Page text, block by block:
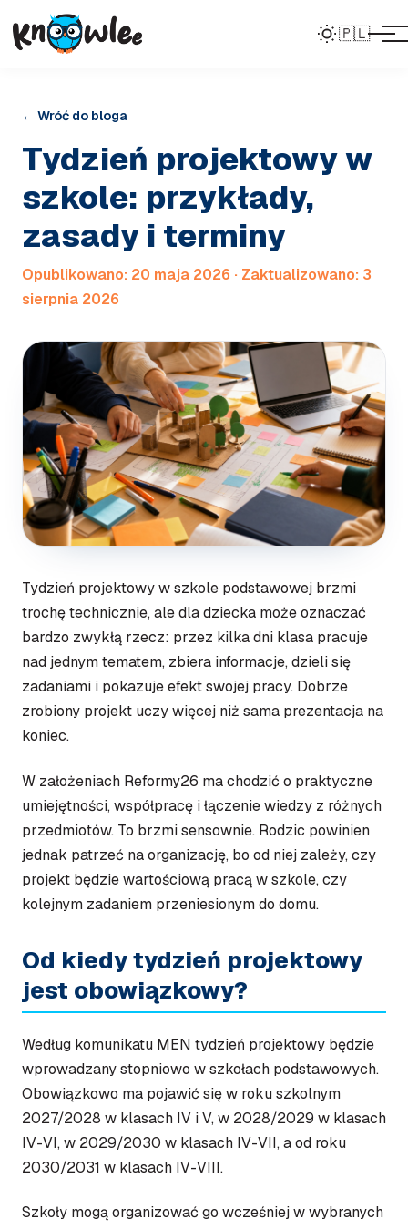
🇵🇱
← Wróć do bloga
Tydzień projektowy w
szkole: przykłady,
zasady i terminy
Opublikowano: 20 maja 2026 · Zaktualizowano: 3
sierpnia 2026
Tydzień projektowy w szkole podstawowej brzmi
trochę technicznie, ale dla dziecka może oznaczać
bardzo zwykłą rzecz: przez kilka dni klasa pracuje
nad jednym tematem, zbiera informacje, dzieli się
zadaniami i pokazuje efekt swojej pracy. Dobrze
zrobiony projekt uczy więcej niż sama prezentacja na
koniec.
W założeniach Reformy26 ma chodzić o praktyczne
umiejętności, współpracę i łączenie wiedzy z różnych
przedmiotów. To brzmi sensownie. Rodzic powinien
jednak patrzeć na organizację, bo od niej zależy, czy
projekt będzie wartościową pracą w szkole, czy
kolejnym zadaniem przeniesionym do domu.
Od kiedy tydzień projektowy
jest obowiązkowy?
Według komunikatu MEN tydzień projektowy będzie
wprowadzany stopniowo w szkołach podstawowych.
Obowiązkowo ma pojawić się w roku szkolnym
2027/2028 w klasach IV i V, w 2028/2029 w klasach
IV-VI, w 2029/2030 w klasach IV-VII, a od roku
2030/2031 w klasach IV-VIII.
Szkoły mogą organizować go wcześniej w wybranych